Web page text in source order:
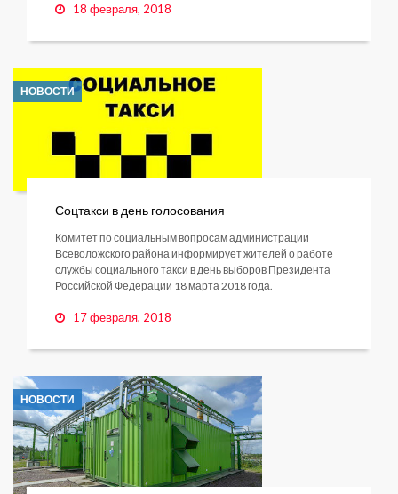
18 февраля, 2018
НОВОСТИ
Соцтакси в день голосования
Комитет по социальным вопросам администрации
Всеволожского района информирует жителей о работе
службы социального такси в день выборов Президента
Российской Федерации 18 марта 2018 года.
17 февраля, 2018
НОВОСТИ